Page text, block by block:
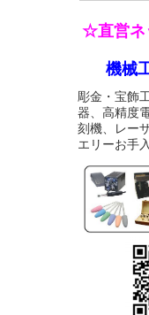
☆直営ネ
機械
彫金・宝飾
器、高精度
刻機、レー
エリーお手